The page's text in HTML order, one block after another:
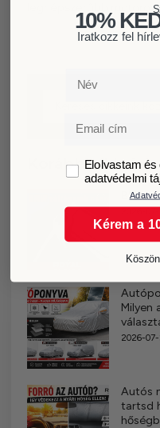
legnépszerűbb motoros
Korábbi cikkeink
BMW
Milyen
2026-
Autós
tartsd
10%
Iratkozz fel
Név
Email
GDPRElolvastam
adatvédelmi
Kérem a